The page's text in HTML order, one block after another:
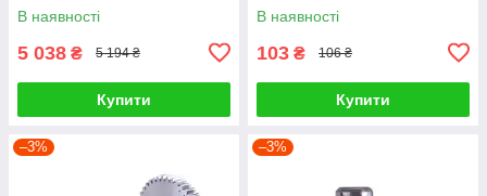
В наявності
5 038 ₴ 5 194 ₴
Купити
В наявності
103 ₴ 106 ₴
Купити
–3% –3%